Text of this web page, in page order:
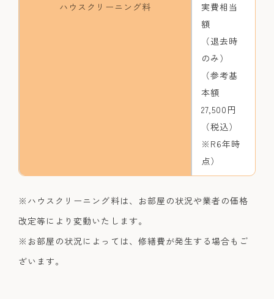
ハウスクリーニング料
実費相当
額
（退去時
のみ）
（参考基
本額
27,500円
（税込）
※R6年時
点）
※ハウスクリーニング料は、お部屋の状況や業者の価格
改定等により変動いたします。
※お部屋の状況によっては、修繕費が発生する場合もご
ざいます。